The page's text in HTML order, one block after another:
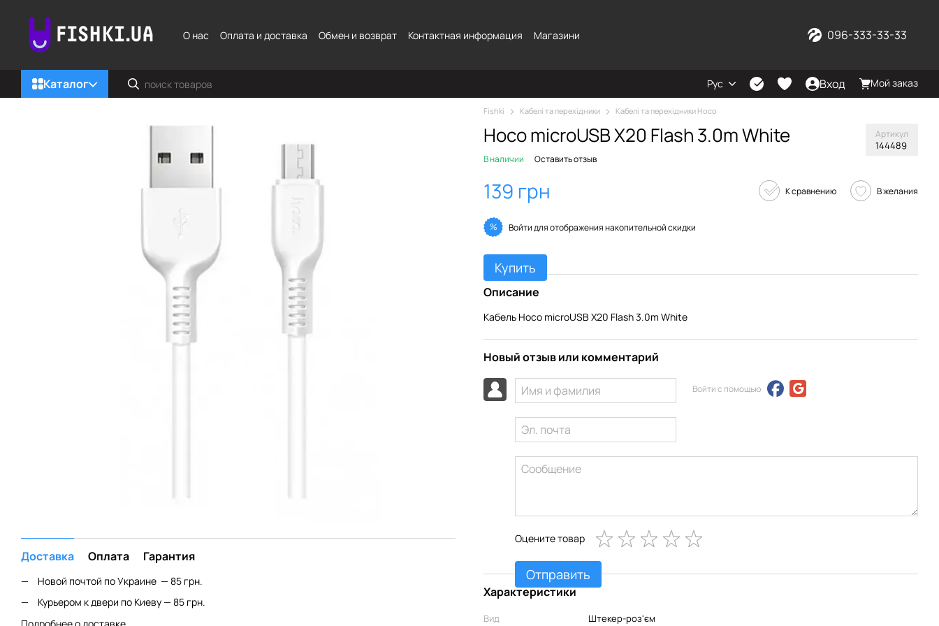
О нас
Оплата и доставка Обмен и возврат Контактная информация Магазини 096-333-33-33
Каталог Рус Вход Мой заказ
Доставка Оплата Гарантия
Новой почтой по Украине — 85 грн.
Курьером к двери по Киеву — 85 грн.
Fishki Кабелі та перехідники Кабелі та перехідники Hoco
Hoco microUSB X20 Flash 3.0m White Артикул
144489
В наличии Оставить отзыв
139 грн К сравнению В желания
% Войтидля отображения накопительной скидки
Купить
Описание
Кабель Hoco microUSB X20 Flash 3.0m White
Новый отзыв или комментарий
Войти с помощью
Оцените товар
Отправить
Характеристики
Вид Штекер-роз'єм